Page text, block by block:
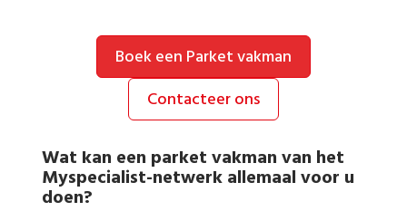
Boek een Parket vakman
Contacteer ons
Wat kan een parket vakman van het
Myspecialist-netwerk allemaal voor u
doen?